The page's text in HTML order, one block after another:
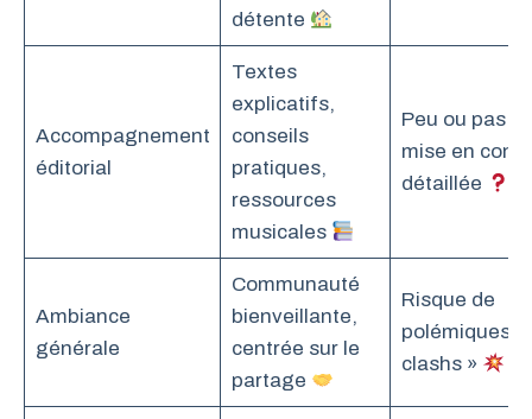
détente
Accompagnement
éditorial
Textes
explicatifs,
conseils
pratiques,
ressources
musicales
Peu ou pas
mise en
détaillée
Ambiance
générale
Communauté
bienveillante,
centrée sur le
partage
Risque de
polémiques
clashs »